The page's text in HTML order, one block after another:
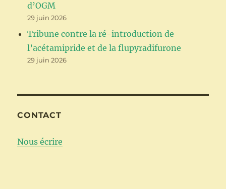
d’OGM
29 juin 2026
Tribune contre la ré-introduction de
l’acétamipride et de la flupyradifurone
29 juin 2026
CONTACT
Nous écrire